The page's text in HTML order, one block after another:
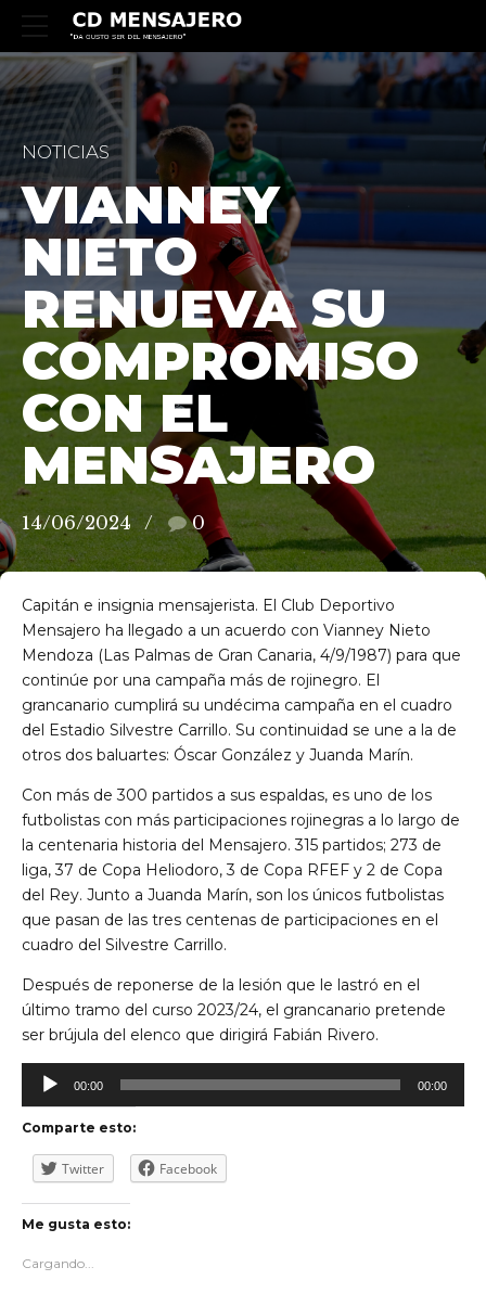
NOTICIAS
VIANNEY
NIETO
RENUEVA SU
COMPROMISO
CON EL
MENSAJERO
14/06/2024 0
Capitán e insignia mensajerista. El Club Deportivo
Mensajero ha llegado a un acuerdo con Vianney Nieto
Mendoza (Las Palmas de Gran Canaria, 4/9/1987) para que
continúe por una campaña más de rojinegro. El
grancanario cumplirá su undécima campaña en el cuadro
del Estadio Silvestre Carrillo. Su continuidad se une a la de
otros dos baluartes: Óscar González y Juanda Marín.
Con más de 300 partidos a sus espaldas, es uno de los
futbolistas con más participaciones rojinegras a lo largo de
la centenaria historia del Mensajero. 315 partidos; 273 de
liga, 37 de Copa Heliodoro, 3 de Copa RFEF y 2 de Copa
del Rey. Junto a Juanda Marín, son los únicos futbolistas
que pasan de las tres centenas de participaciones en el
cuadro del Silvestre Carrillo.
Después de reponerse de la lesión que le lastró en el
último tramo del curso 2023/24, el grancanario pretende
ser brújula del elenco que dirigirá Fabián Rivero.
Reproductor
audio
00:00 00:00
Comparte esto:
Twitter Facebook
Me gusta esto:
Cargando...